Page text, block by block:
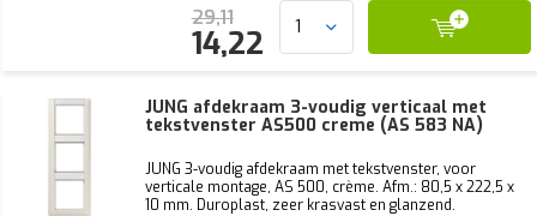
29,11
14,22
JUNG afdekraam 3-voudig verticaal met
tekstvenster AS500 creme (AS 583 NA)
JUNG 3-voudig afdekraam met tekstvenster, voor
verticale montage, AS 500, crème. Afm.: 80,5 x 222,5 x
10 mm. Duroplast, zeer krasvast en glanzend.